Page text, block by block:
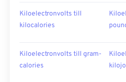
Kiloelectronvolts till
kilocalories
Kiloelectronvolts till gram-
calories